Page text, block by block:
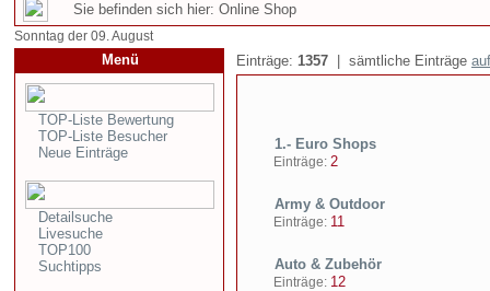
Sie befinden sich hier: Online Shop
Sonntag der 09. August
Menü
TOP-Liste Bewertung
TOP-Liste Besucher
Neue Einträge
Detailsuche
Livesuche
TOP100
Suchtipps
Einträge: 1357 | sämtliche Einträge
1.- Euro Shops
Einträge: 2
Army & Outdoor
Einträge: 11
Auto & Zubehör
Einträge: 12